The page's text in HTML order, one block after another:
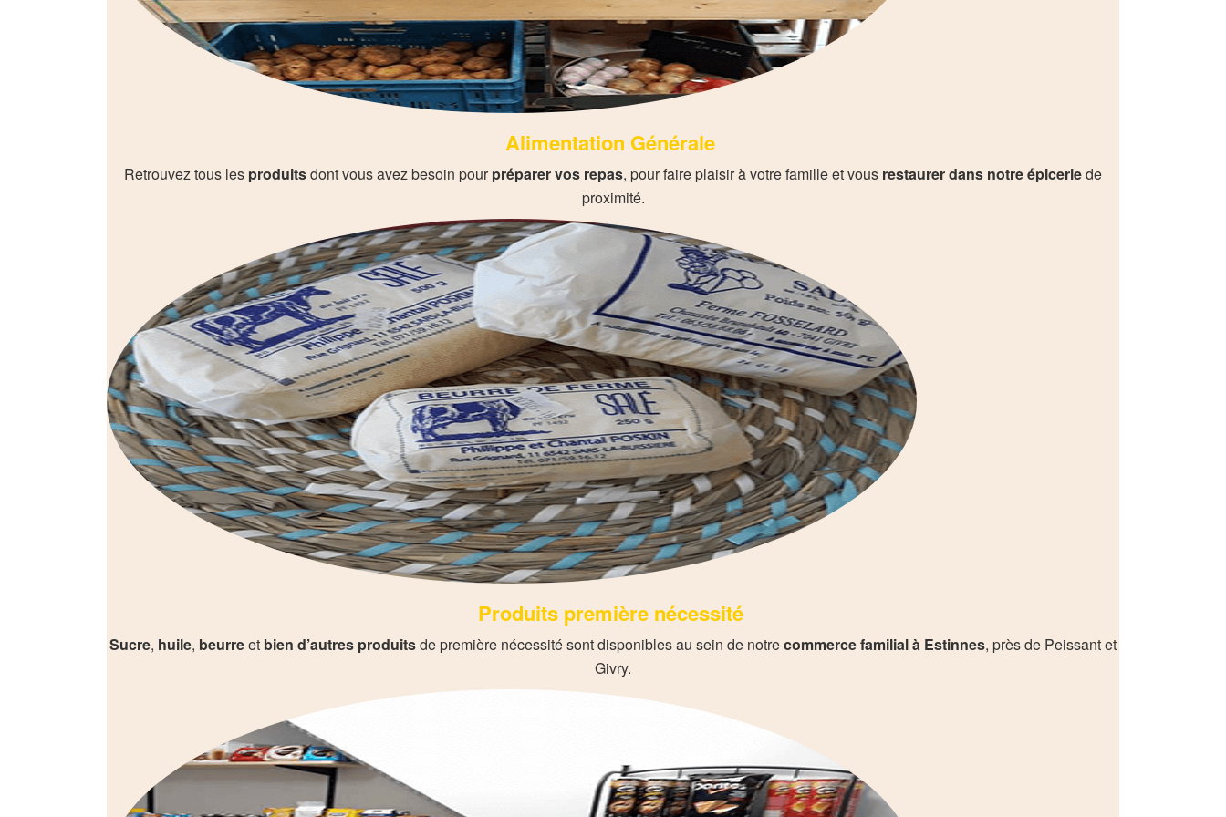
Alimentation Générale
Retrouvez tous les produitsdont vous avez besoin pourpréparer vos repas, pour faire plaisir à votre famille et vous restaurer dans notre épiceriede
proximité.
Produits première nécessité
Sucre, huile, beurreet bien d’autres produitsde première nécessité sont disponibles au sein de notrecommerce familial à Estinnes, près de Peissant et
Givry.